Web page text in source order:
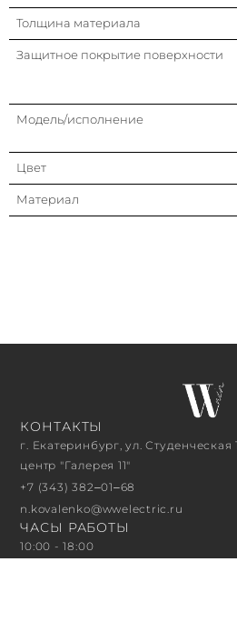
Толщина материала
Защитное покрытие поверхности
Модель/исполнение
Цвет
Материал
КОНТАКТЫ
г. Екатеринбург, ул.
центр "Галерея 11"
+7 (343) 382‒01‒68
n.kovalenko@wwelectric.ru
ЧАСЫ РАБОТЫ
10:00 - 18:00